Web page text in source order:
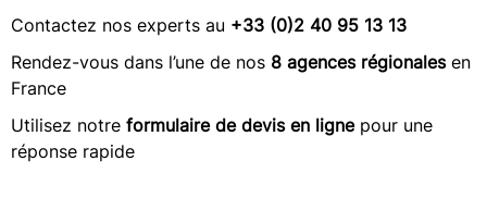
Contactez nos experts au +33 (0)2 40 95 13 13
Rendez-vous dans l’une de nos 8 agences régionalesen
France
Utilisez notre formulaire de devis en lignepour une
réponse rapide